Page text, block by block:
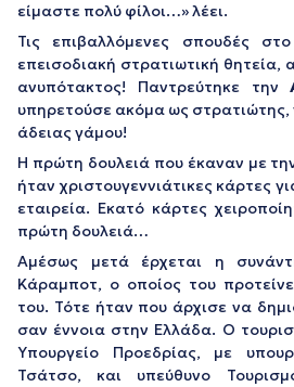
είμαστε πολύ φίλοι…» λέει.
Τις επιβαλλόμενες σπουδές
επεισοδιακή στρατιωτική θητεία,
ανυπότακτος! Παντρεύτηκε την
υπηρετούσε ακόμα ως στρατιώτης,
άδειας γάμου!
Η πρώτη δουλειά που έκαναν με
ήταν χριστουγεννιάτικες κάρτες
εταιρεία. Εκατό κάρτες
πρώτη δουλειά…
Αμέσως μετά έρχεται η
Κάραμποτ, ο οποίος του
του. Τότε ήταν που άρχισε να
σαν έννοια στην Ελλάδα. Ο
Υπουργείο Προεδρίας, με
Τσάτσο, και υπεύθυνο